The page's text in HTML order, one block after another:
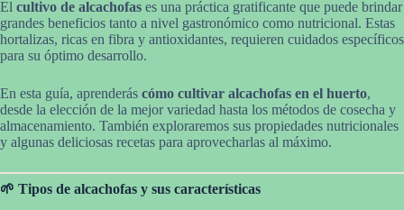
El cultivo de alcachofas es una práctica gratificante que puede brindar
grandes beneficios tanto a nivel gastronómico como nutricional. Estas
hortalizas, ricas en fibra y antioxidantes, requieren cuidados específicos
para su óptimo desarrollo.
En esta guía, aprenderás cómo cultivar alcachofas en el huerto,
desde la elección de la mejor variedad hasta los métodos de cosecha y
almacenamiento. También exploraremos sus propiedades nutricionales
y algunas deliciosas recetas para aprovecharlas al máximo.
🌱 Tipos de alcachofas y sus características